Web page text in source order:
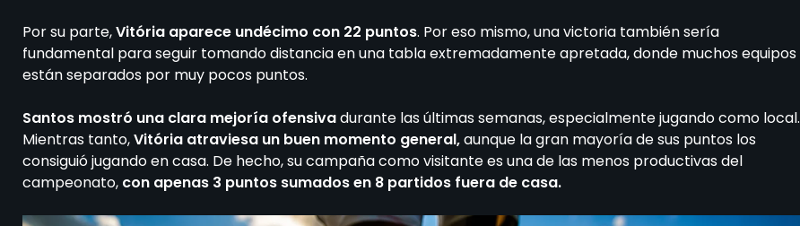
Por su parte,Vitória aparece undécimo con 22 puntos. Por eso mismo, una victoria también sería
fundamental para seguir tomando distancia en una tabla extremadamente apretada, donde muchos equipos
están separados por muy pocos puntos.
Santos mostró una clara mejoría ofensivadurante las últimas semanas, especialmente jugando como local.
Mientras tanto,Vitória atraviesa un buen momento general,aunque la gran mayoría de sus puntos los
consiguió jugando en casa. De hecho, su campaña como visitante es una de las menos productivas del
campeonato, con apenas 3 puntos sumados en 8 partidos fuera de casa.